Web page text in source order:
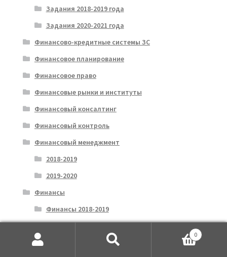
Задания 2018-2019 года
Задания 2020-2021 года
Финансово-кредитные системы ЗС
Финансовое планирование
Финансовое право
Финансовые рынки и институты
Финансовый консалтинг
Финансовый контроль
Финансовый менеджмент
2018-2019
2019-2020
Финансы
Финансы 2018-2019
Финансы 2019-2020
Хозяйственное право
0